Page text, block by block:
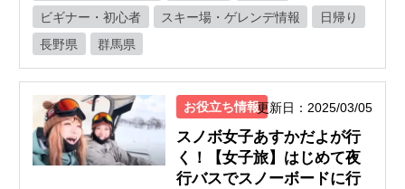
ビギナー・初心者
スキー場・ゲレンデ情報
日帰り
長野県
群馬県
お役立ち情報更新日：2025/03/05
スノボ女子あすかだよが行
く！【女子旅】はじめて夜
行バスでスノーボードに行